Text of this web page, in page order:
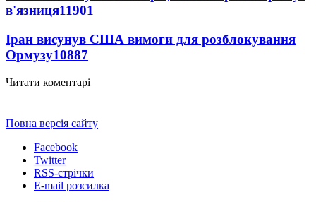
в'язниця11901
Іран висунув США вимоги для розблокування
Ормузу10887
Читати коментарі
Повна версія сайту
Facebook
Twitter
RSS-стрічки
E-mail розсилка